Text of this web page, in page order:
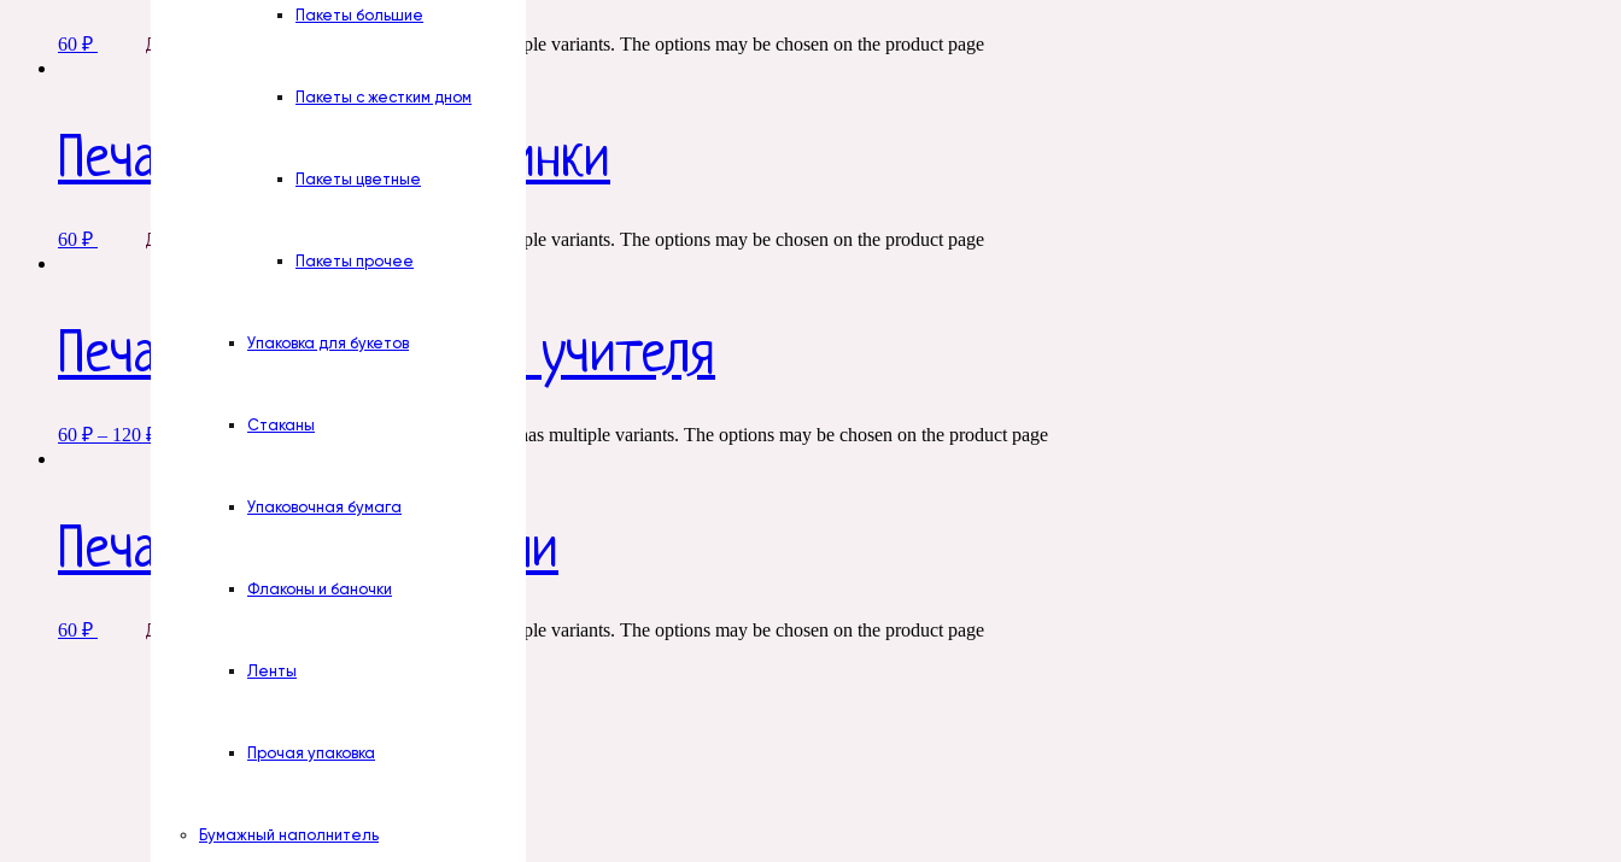
Пакеты большие
Пакеты с жестким дном
Пакеты цветные
Пакеты прочее
Упаковка для букетов
Стаканы
Упаковочная бумага
Флаконы и баночки
Ленты
Прочая упаковка
Бумажный наполнитель
60 ₽ Добавить в корзину This product has multiple variants. The options may be chosen on the product page
Печать. № 9. Мандаринки
60 ₽ Добавить в корзину This product has multiple variants. The options may be chosen on the product page
Печать. № 13. С днем учителя
60 ₽ – 120 ₽ Добавить в корзину This product has multiple variants. The options may be chosen on the product page
Печать. № 14. Мартини
60 ₽ Добавить в корзину This product has multiple variants. The options may be chosen on the product page